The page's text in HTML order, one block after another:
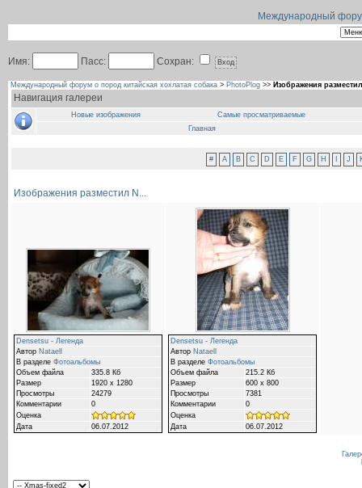
Международный
Имя: Пасс: Сохран:
Международный форум о пород китайская хохлатая собака > PhotoPlog >> Изображения
Навигация галереи
Новые изображения
Самые просматриваемые
Главная
# A B C D E F G H J
Изображения разместил N...
Densetsu - Легенда
Автор Nataell
В разделе Фотоальбомы
Объем файла
335.8 Кб
Размер
1920 x 1280
Просмотры
24279
Комментарии
0
Оценка
Дата
06.07.2012
Densetsu - Легенда
Автор Nataell
В разделе Фотоальбомы
Объем файла
215.2 Кб
Размер
600 x 800
Просмотры
7381
Комментарии
0
Оценка
Дата
06.07.2012